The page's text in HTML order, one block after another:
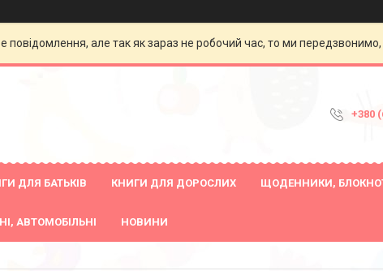
повідомлення, але так як зараз не робочий час, то ми
+380
ДЛЯ БАТЬКІВ КНИГИ ДЛЯ ДОРОСЛИХ ЩОДЕННИКИ,
АВТОМОБІЛЬНІ НОВИНИ